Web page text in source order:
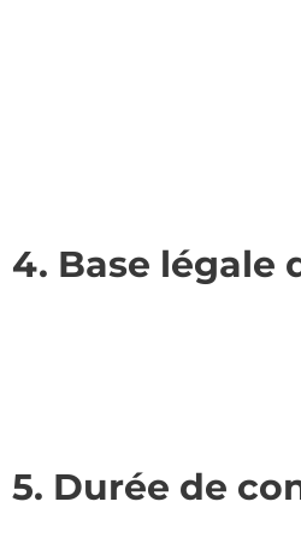
4. Base légale
5. Durée de